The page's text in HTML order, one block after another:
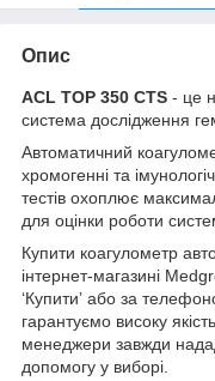
Опис
ACL TOP 350 CTS - це
система дослідження
Автоматичний
хромогенні та
тестів охоплює
для оцінки роботи
Купити коагулометр
інтернет-магазині
‘Купитиʼ або за
гарантуємо високу
менеджери завжди
допомогу у виборі.